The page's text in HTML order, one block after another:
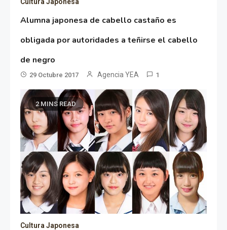
Alumna japonesa de cabello castaño es
obligada por autoridades a teñirse el cabello
de negro
29 Octubre 2017 Agencia YEA 1
2 MINS READ
Cultura Japonesa